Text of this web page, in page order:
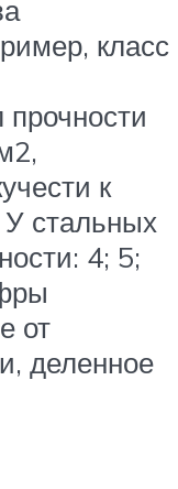
класс
к
У стальных
4; 5;
от
деленное